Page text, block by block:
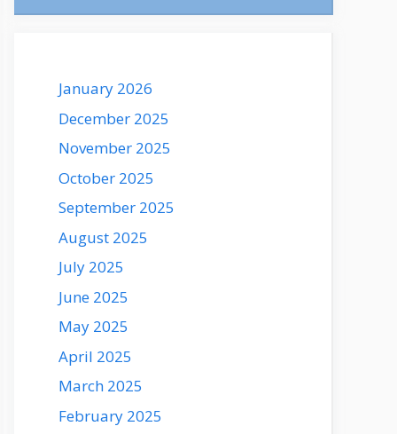
January 2026
December 2025
November 2025
October 2025
September 2025
August 2025
July 2025
June 2025
May 2025
April 2025
March 2025
February 2025